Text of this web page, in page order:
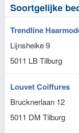
Soortgelijke
Trendline
Lijnsheike 9
5011 LBTilburg
Louvet Coiffures
Brucknerlaan 12
5011 DM Tilburg